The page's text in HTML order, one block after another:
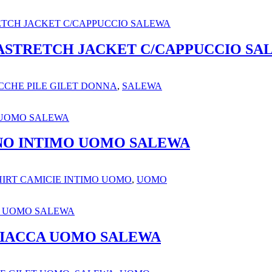
JACKET C/CAPPUCCIO
PILE GILET DONNA, SALEWA
INTIMO UOMO SALEWA
CAMICIE INTIMO UOMO, UOMO
UOMO SALEWA